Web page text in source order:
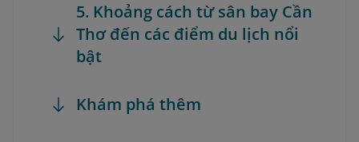
5. Khoảng cách từ sân bay Cần
Thơ đến các điểm du lịch nổi
bật
Khám phá thêm